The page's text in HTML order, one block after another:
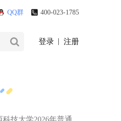
QQ群 400-023-1785
登录 注册
科技大学2026年普通